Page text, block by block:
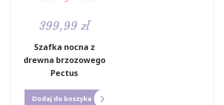
399,99zł
Szafka nocna z
drewna brzozowego
Pectus
Dodaj do koszyka